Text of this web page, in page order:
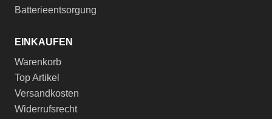
Batterieentsorgung
EINKAUFEN
Warenkorb
Top Artikel
Versandkosten
Widerrufsrecht